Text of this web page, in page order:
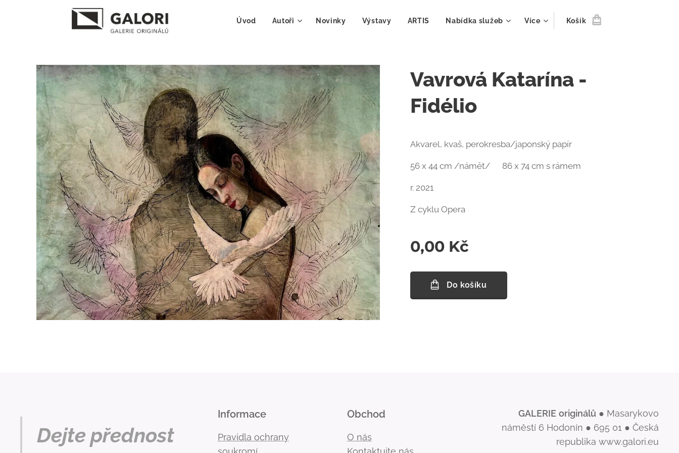
Úvod Autoři Novinky Výstavy ARTIS Nabídka služeb Více Košík
Vavrová Katarína -
Fidélio
Akvarel, kvaš, perokresba/japonský papír
56 x 44 cm /námět/ 86 x 74 cm s rámem
r. 2021
Z cyklu Opera
0,00 Kč
Do košíku
Dejte přednost
Informace
Pravidla ochrany
Obchod
O nás
GALERIE originálů● Masarykovo
náměstí 6 Hodonín ● 695 01 ● Česká
republika www.galori.eu